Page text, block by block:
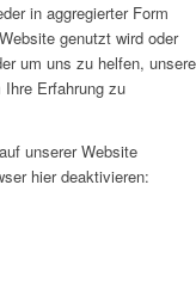
in aggregierter Form
genutzt wird oder
um uns zu helfen, unsere
Erfahrung zu
unserer Website
hier deaktivieren: